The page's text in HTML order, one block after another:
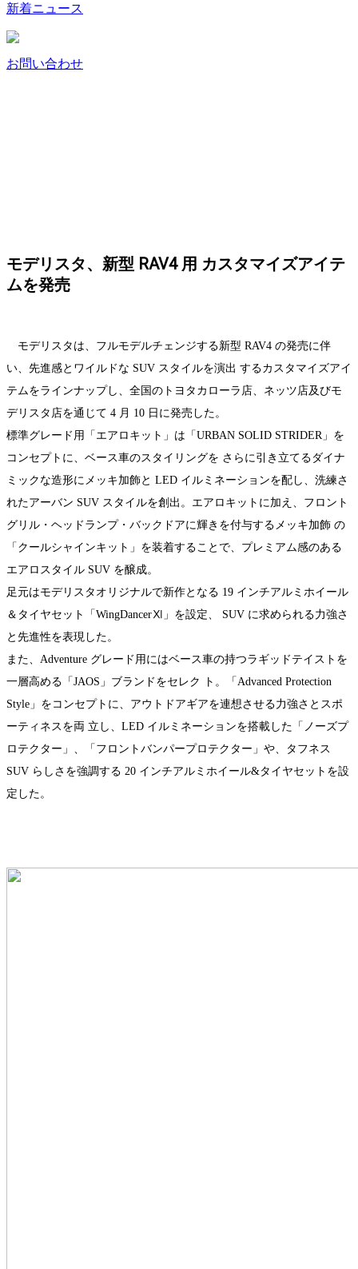
新着ニュース
お問い合わせ
モデリスタ、新型 RAV4 用 カスタマイズアイテ
ムを発売
モデリスタは、フルモデルチェンジする新型 RAV4 の発売に伴
い、先進感とワイルドな SUV スタイルを演出 するカスタマイズアイ
テムをラインナップし、全国のトヨタカローラ店、ネッツ店及びモ
デリスタ店を通じて 4 月 10 日に発売した。
標準グレード用「エアロキット」は「URBAN SOLID STRIDER」を
コンセプトに、ベース車のスタイリングを さらに引き立てるダイナ
ミックな造形にメッキ加飾と LED イルミネーションを配し、洗練さ
れたアーバン SUV スタイルを創出。エアロキットに加え、フロント
グリル・ヘッドランプ・バックドアに輝きを付与するメッキ加飾 の
「クールシャインキット」を装着することで、プレミアム感のある
エアロスタイル SUV を醸成。
足元はモデリスタオリジナルで新作となる 19 インチアルミホイール
＆タイヤセット「WingDancerⅪ」を設定、 SUV に求められる力強さ
と先進性を表現した。
また、Adventure グレード用にはベース車の持つラギッドテイストを
一層高める「JAOS」ブランドをセレク ト。「Advanced Protection
Style」をコンセプトに、アウトドアギアを連想させる力強さとスポ
ーティネスを両 立し、LED イルミネーションを搭載した「ノーズプ
ロテクター」、「フロントバンパープロテクター」や、タフネス
SUV らしさを強調する 20 インチアルミホイール&タイヤセットを設
定した。